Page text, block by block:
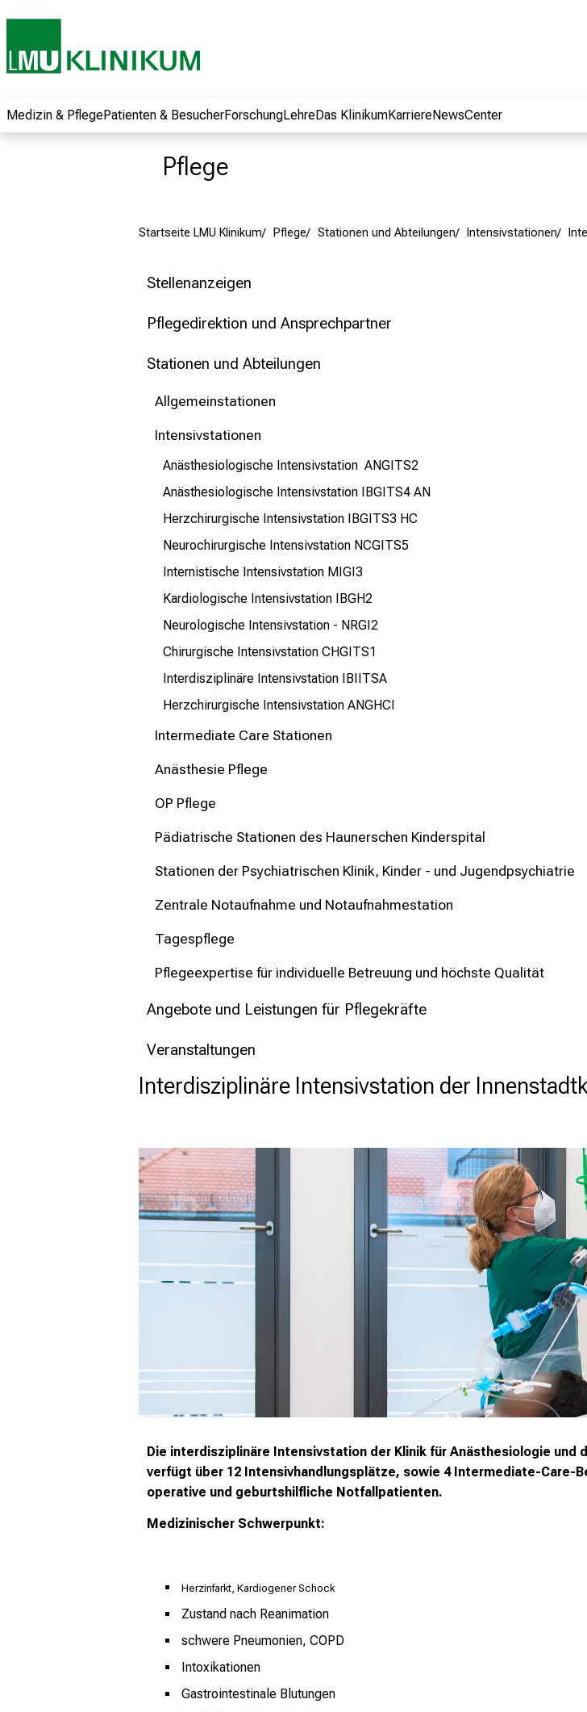
Medizin & PflegePatienten & BesucherForschungLehreDas KlinikumKarriereNewsCenter
Pflege
Startseite LMU Klinikum Pflege Stationen und Abteilungen Intensivstationen
Stellenanzeigen
Pflegedirektion und Ansprechpartner
Stationen und Abteilungen
Allgemeinstationen
Intensivstationen
Anästhesiologische Intensivstation ANGITS2
Anästhesiologische Intensivstation IBGITS4 AN
Herzchirurgische Intensivstation IBGITS3 HC
Neurochirurgische Intensivstation NCGITS5
Internistische Intensivstation MIGI3
Kardiologische Intensivstation IBGH2
Neurologische Intensivstation - NRGI2
Chirurgische Intensivstation CHGITS1
Interdisziplinäre Intensivstation IBIITSA
Herzchirurgische Intensivstation ANGHCI
Intermediate Care Stationen
Anästhesie Pflege
OP Pflege
Pädiatrische Stationen des Haunerschen Kinderspital
Stationen der Psychiatrischen Klinik, Kinder - und Jugendpsychiatrie
Zentrale Notaufnahme und Notaufnahmestation
Tagespflege
Pflegeexpertise für individuelle Betreuung und höchste Qualität
Angebote und Leistungen für Pflegekräfte
Veranstaltungen
Interdisziplinäre Intensivstation der
Die interdisziplinäre Intensivstation der Klinik für Anästhesiologie und
verfügt über 12 Intensivhandlungsplätze, sowie 4 Intermediate-Care-
operative und geburtshilfliche Notfallpatienten.
Medizinischer Schwerpunkt:
Herzinfarkt, Kardiogener Schock
Zustand nach Reanimation
schwere Pneumonien, COPD
Intoxikationen
Gastrointestinale Blutungen
Informationen zu
Jobs, Ausbildungen
Weiterbildungen.
Kommen Sie
begeistern – ganz
ohne Anmeldung.
mehr Informationen